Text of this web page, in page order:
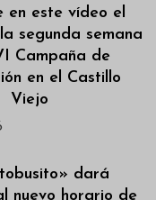
en este vídeo el
segunda semana
Campaña de
en el Castillo
Viejo
dará
nuevo horario de